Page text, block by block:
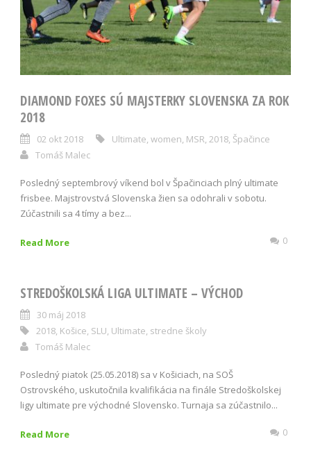
DIAMOND FOXES SÚ MAJSTERKY SLOVENSKA ZA ROK
2018
02 okt 2018 Ultimate, women, MSR, 2018, Špačince
Tomáš Malec
Posledný septembrový víkend bol v Špačinciach plný ultimate
frisbee. Majstrovstvá Slovenska žien sa odohrali v sobotu.
Zúčastnili sa 4 tímy a bez...
Read More 0
STREDOŠKOLSKÁ LIGA ULTIMATE – VÝCHOD
30 máj 2018
2018, Košice, SLU, Ultimate, stredne školy
Tomáš Malec
Posledný piatok (25.05.2018) sa v Košiciach, na SOŠ
Ostrovského, uskutočnila kvalifikácia na finále Stredoškolskej
ligy ultimate pre východné Slovensko. Turnaja sa zúčastnilo...
Read More 0